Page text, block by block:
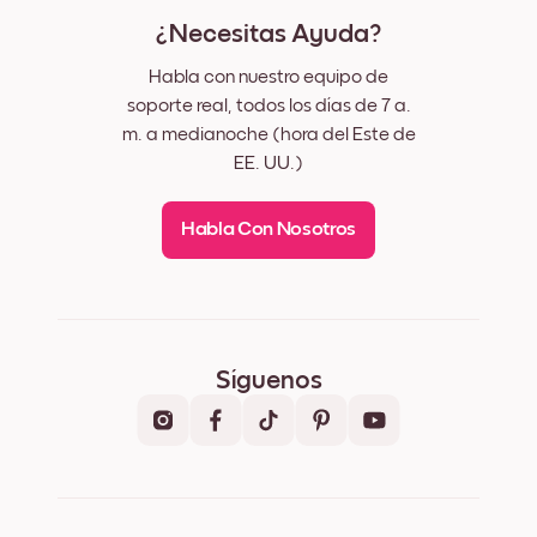
¿Necesitas Ayuda?
Habla con nuestro equipo de
soporte real, todos los días de 7 a.
m. a medianoche (hora del Este de
EE. UU.)
Habla Con Nosotros
Síguenos